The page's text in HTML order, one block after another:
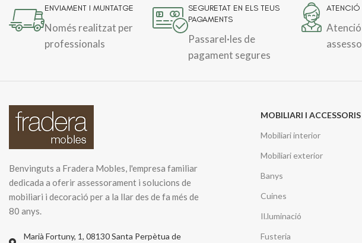
ENVIAMENT I MUNTATGE
Només realitzat per
professionals
SEGURETAT EN ELS TEUS
PAGAMENTS
Passarel·les de
pagament segures
ATENCIÓ
Atenció
Benvinguts a Fradera Mobles, l'empresa familiar
dedicada a oferir assessorament i solucions de
mobiliari i decoració per a la llar des de fa més de
80 anys.
Marià Fortuny, 1, 08130 Santa Perpètua de
MOBILIARI I ACCESSORIS
Mobiliari interior
Mobiliari exterior
Banys
Cuines
Il.luminació
Fusteria